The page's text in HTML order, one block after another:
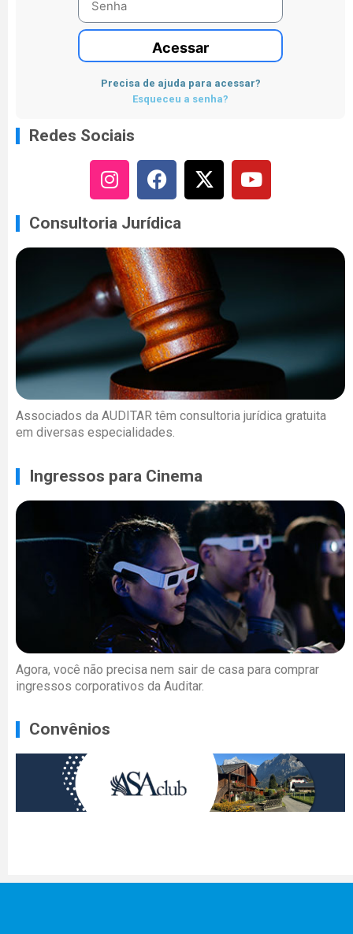
Acessar
Precisa de ajuda para acessar?
Esqueceu a senha?
Redes Sociais
Consultoria Jurídica
Associados da AUDITAR têm consultoria jurídica gratuita
em diversas especialidades.
Ingressos para Cinema
Agora, você não precisa nem sair de casa para comprar
ingressos corporativos da Auditar.
Convênios